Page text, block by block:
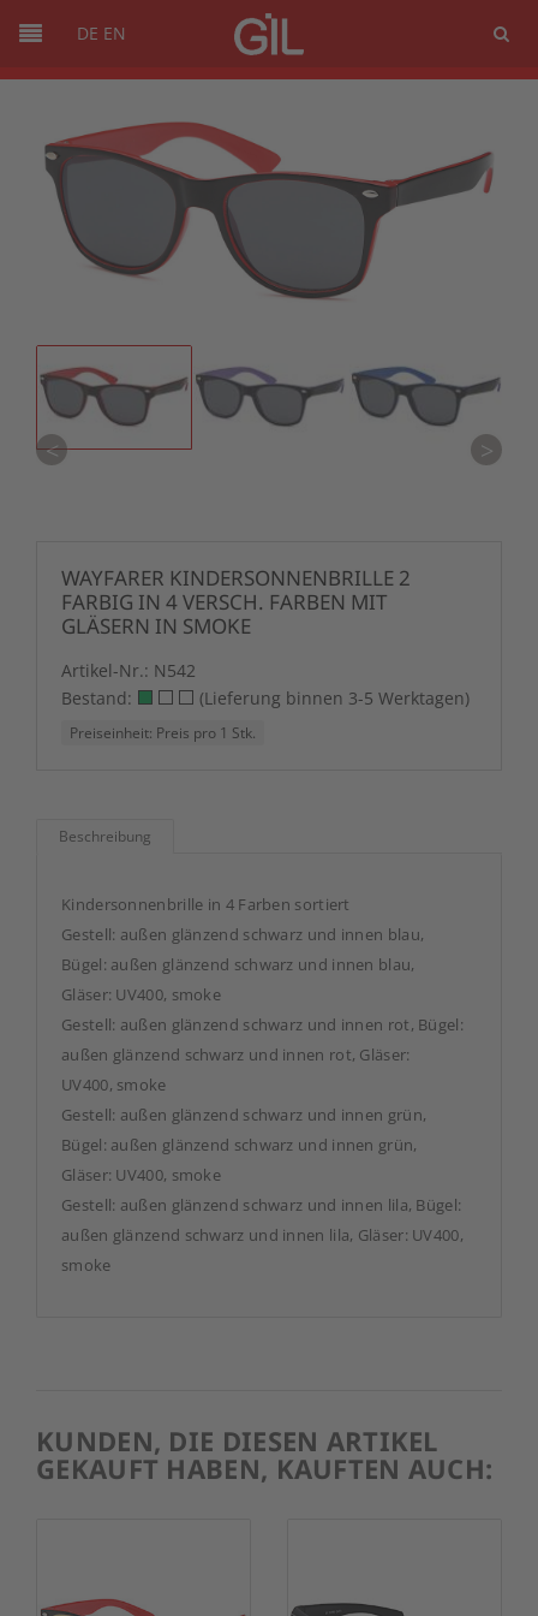
DE EN
< >
WAYFARER KINDERSONNENBRILLE 2
FARBIG IN 4 VERSCH. FARBEN MIT
GLÄSERN IN SMOKE
Artikel-Nr.: N542
Bestand:
(Lieferung binnen 3-5 Werktagen)
Preiseinheit: Preis pro 1 Stk.
Beschreibung
Kindersonnenbrille in 4 Farben sortiert
Gestell: außen glänzend schwarz und innen blau,
Bügel: außen glänzend schwarz und innen blau,
Gläser: UV400, smoke
Gestell: außen glänzend schwarz und innen rot, Bügel:
außen glänzend schwarz und innen rot, Gläser:
UV400, smoke
Gestell: außen glänzend schwarz und innen grün,
Bügel: außen glänzend schwarz und innen grün,
Gläser: UV400, smoke
Gestell: außen glänzend schwarz und innen lila, Bügel:
außen glänzend schwarz und innen lila, Gläser: UV400,
smoke
KUNDEN, DIE DIESEN ARTIKEL
GEKAUFT HABEN, KAUFTEN AUCH: